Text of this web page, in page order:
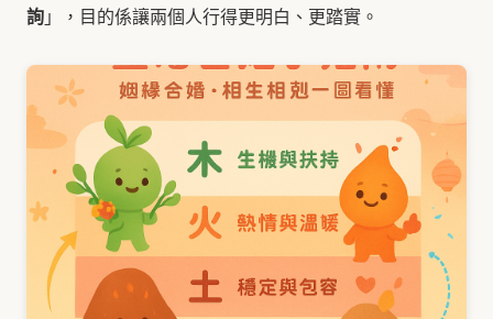
詢」，目的係讓兩個人行得更明白、更踏實。